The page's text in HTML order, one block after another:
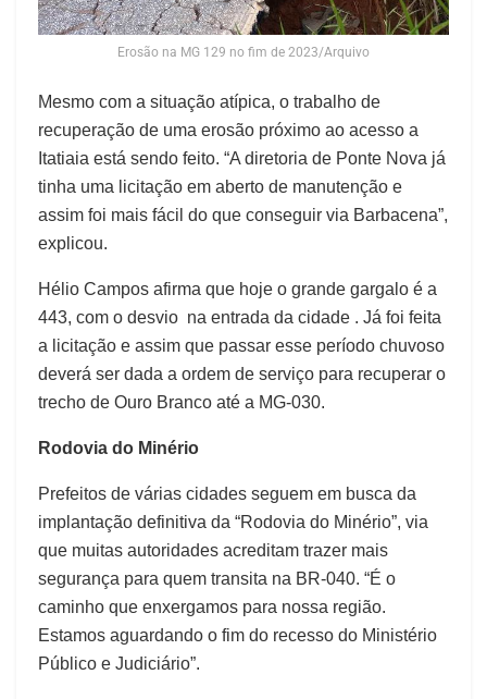
Erosão na MG 129 no fim de 2023/Arquivo
Mesmo com a situação atípica, o trabalho de
recuperação de uma erosão próximo ao acesso a
Itatiaia está sendo feito. “A diretoria de Ponte Nova já
tinha uma licitação em aberto de manutenção e
assim foi mais fácil do que conseguir via Barbacena”,
explicou.
Hélio Campos afirma que hoje o grande gargalo é a
443, com o desvio na entrada da cidade . Já foi feita
a licitação e assim que passar esse período chuvoso
deverá ser dada a ordem de serviço para recuperar o
trecho de Ouro Branco até a MG-030.
Rodovia do Minério
Prefeitos de várias cidades seguem em busca da
implantação definitiva da “Rodovia do Minério”, via
que muitas autoridades acreditam trazer mais
segurança para quem transita na BR-040. “É o
caminho que enxergamos para nossa região.
Estamos aguardando o fim do recesso do Ministério
Público e Judiciário”.